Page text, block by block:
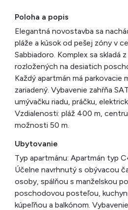
Poloha a popis
Elegantná novostavba sa
pláže a kúsok od pešej zóny v
Sabbiadoro. Komplex sa skladá
rozložených na desiatich
Každý apartmán má parkovacie
zariadený. Vybavenie zahŕňa
umývačku riadu, práčku,
Vzdialenosti: pláž 400 m,
možnosti 50 m.
Ubytovanie
Typ apartmánu: Apartmán typ
Účelne navrhnutý s obývacou
osoby, spálňou s manželskou
poschodovou posteľou,
kúpeľňou a balkónom.